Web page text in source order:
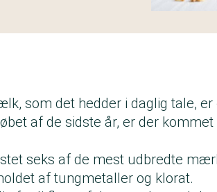
som det hedder i daglig tale,
af de sidste år, er der
seks af de mest udbredte
af tungmetaller og klorat.